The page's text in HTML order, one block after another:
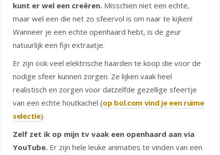
kunt er wel een creëren. Misschien niet een echte,
maar wel een die net zo sfeervol is om naar te kijken!
Wanneer je een echte openhaard hebt, is de geur
natuurlijk een fijn extraatje.
Er zijn ook veel elektrische haarden te koop die voor de
nodige sfeer kunnen zorgen. Ze lijken vaak heel
realistisch en zorgen voor datzelfde gezellige sfeertje
van een echte houtkachel (op bol.com vind je een ruime
selectie).
Zelf zet ik op mijn tv vaak een openhaard aan via
YouTube. Er zijn hele leuke animaties te vinden van een